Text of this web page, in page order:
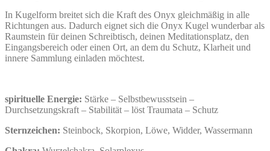
In Kugelform breitet sich die Kraft des Onyx gleichmäßig in alle
Richtungen aus. Dadurch eignet sich die Onyx Kugel wunderbar als
Raumstein für deinen Schreibtisch, deinen Meditationsplatz, den
Eingangsbereich oder einen Ort, an dem du Schutz, Klarheit und
innere Sammlung einladen möchtest.
spirituelle Energie: Stärke – Selbstbewusstsein –
Durchsetzungskraft – Stabilität – löst Traumata – Schutz
Sternzeichen: Steinbock, Skorpion, Löwe, Widder, Wassermann